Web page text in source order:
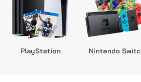
PlayStation Nintendo